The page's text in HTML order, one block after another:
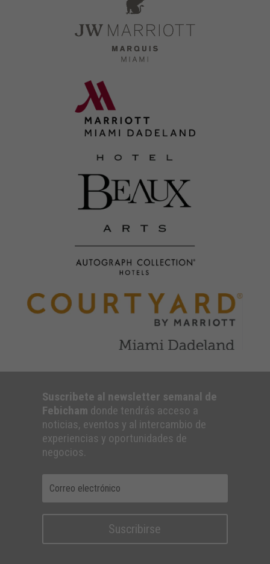
Suscribete al newsletter semanal de
Febicham donde tendrás acceso a
noticias, eventos y al intercambio de
experiencias y oportunidades de
negocios.
Suscribirse